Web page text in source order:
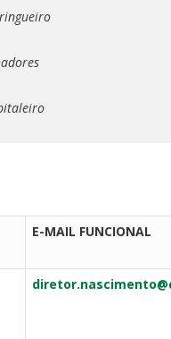
E-MAIL FUNCIONAL